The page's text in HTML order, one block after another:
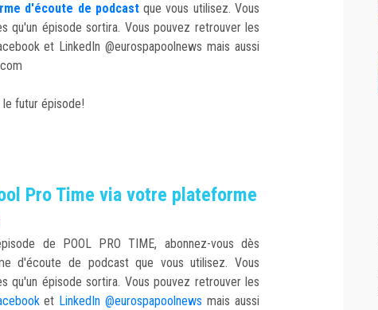
d'écoute de podcastque vous utilisez. Vous
qu'un épisode sortira. Vous pouvez retrouver les
et LinkedIn @eurospapoolnews mais aussi
futur épisode!
Pro Time via votre plateforme
de POOL PRO TIME, abonnez-vous dès
d'écoute de podcast que vous utilisez. Vous
qu'un épisode sortira. Vous pouvez retrouver les
et LinkedIn @eurospapoolnews mais aussi